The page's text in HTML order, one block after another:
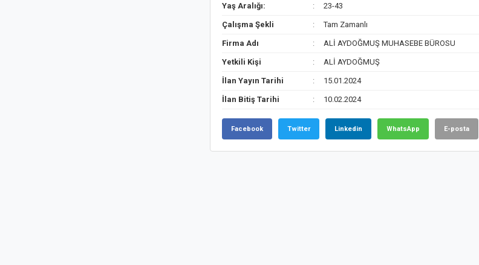
Yaş Aralığı: 23-43
Çalışma Şekli Tam Zamanlı
Firma Adı ALİ AYDOĞMUŞ MUHASEBE BÜROSU
Yetkili Kişi ALİ AYDOĞMUŞ
İlan Yayın Tarihi 15.01.2024
İlan Bitiş Tarihi 10.02.2024
Facebook Twitter Linkedin WhatsApp E-posta